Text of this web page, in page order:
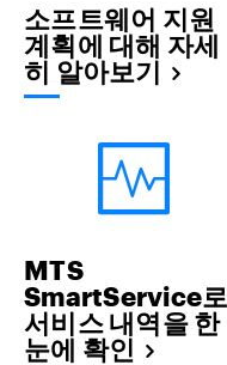
소프트웨어 지원
계획에 대해 자세
히 알아보기
MTS
SmartService로
서비스 내역을 한
눈에 확인